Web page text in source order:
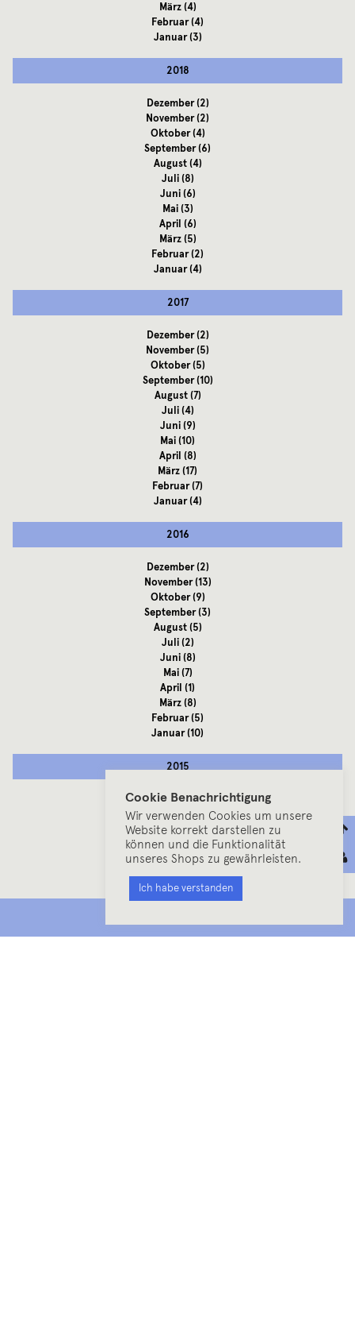
März(4)
Februar(4)
Januar(3)
2018
Dezember(2)
November(2)
Oktober(4)
September(6)
August(4)
Juli(8)
Juni(6)
Mai(3)
April (6)
März(5)
Februar(2)
Januar(4)
2017
Dezember(2)
November(5)
Oktober(5)
September(10)
August(7)
Juli(4)
Juni(9)
Mai(10)
April (8)
März(17)
Februar(7)
Januar(4)
2016
Dezember(2)
November(13)
Oktober(9)
September(3)
August(5)
Juli(2)
Juni(8)
Mai(7)
April (1)
März(8)
Februar(5)
Januar(10)
2015
Dezember(4)
November(11)
Oktober(19)
September(13)
August(9)
Juli(8)
Juni(12)
Mai(10)
März(24)
Cookie Benachrichtigung
Wir verwenden Cookies um unsere
Website korrekt darstellen zu
können und die Funktionalität
unseres Shops zu gewährleisten.
Ich habe verstanden